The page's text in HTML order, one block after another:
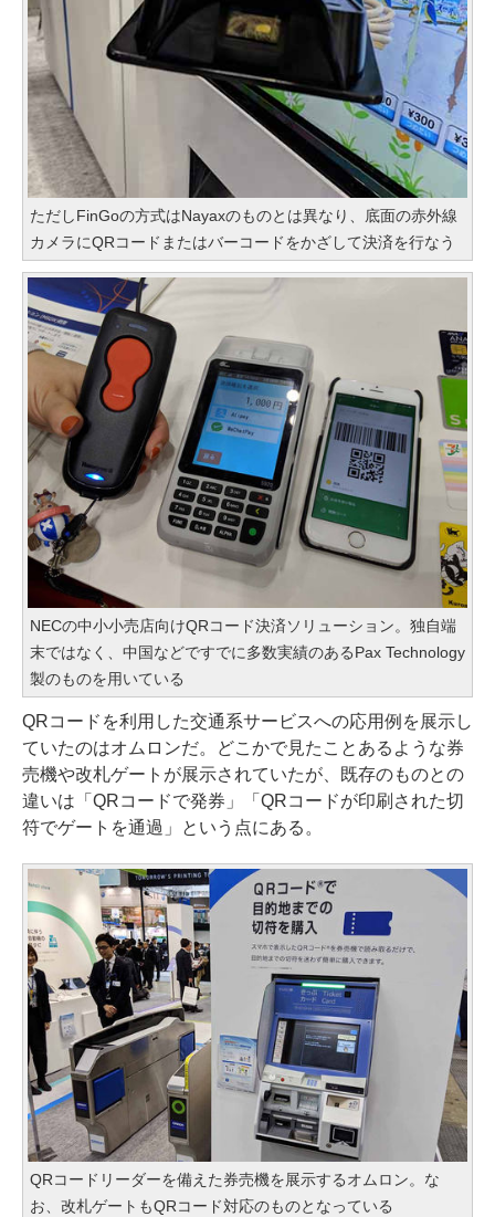
ただしFinGoの方式はNayaxのものとは異なり、底面の赤外線
カメラにQRコードまたはバーコードをかざして決済を行なう
NECの中小小売店向けQRコード決済ソリューション。独自端
末ではなく、中国などですでに多数実績のあるPax Technology
製のものを用いている
QRコードを利用した交通系サービスへの応用例を展示し
ていたのはオムロンだ。どこかで見たことあるような券
売機や改札ゲートが展示されていたが、既存のものとの
違いは「QRコードで発券」「QRコードが印刷された切
符でゲートを通過」という点にある。
QRコードリーダーを備えた券売機を展示するオムロン。な
お、改札ゲートもQRコード対応のものとなっている